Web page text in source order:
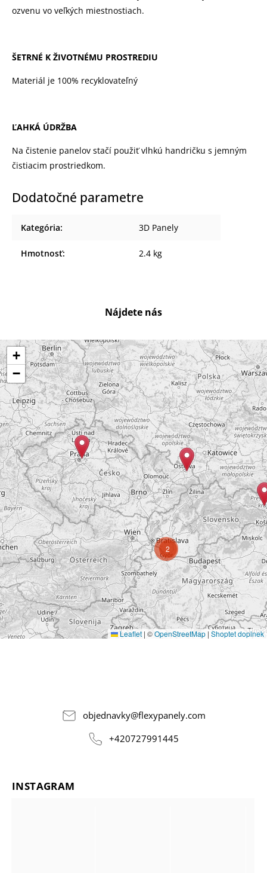
ozvenu vo veľkých miestnostiach.
ŠETRNÉ K ŽIVOTNÉMU PROSTREDIU
Materiál je 100% recyklovateľný
ĽAHKÁ ÚDRŽBA
Na čistenie panelov stačí použiť vlhkú handričku s jemným
čistiacim prostriedkom.
Dodatočné parametre
Kategória: 3D Panely
Hmotnosť: 2.4 kg
Nájdete nás
2
+
−
Leaflet | ©OpenStreetMap | Shoptet doplnek
objednavky@flexypanely.com
+420727991445
INSTAGRAM